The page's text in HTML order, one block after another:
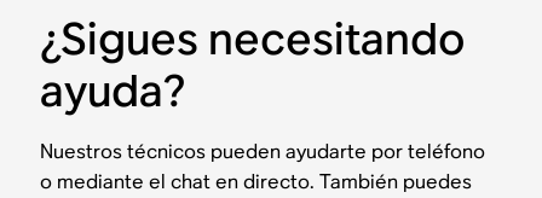
¿Sigues necesitando
ayuda?
Nuestros técnicos pueden ayudarte por teléfono
o mediante el chat en directo. También puedes